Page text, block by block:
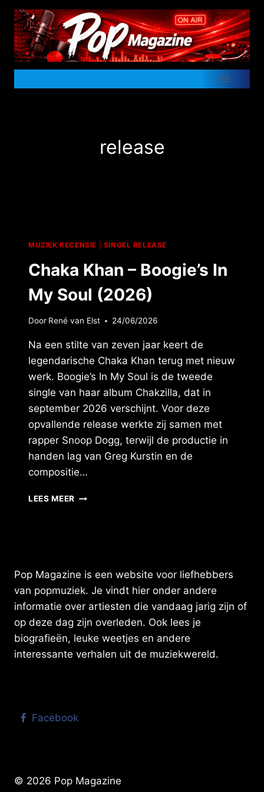
Doorgaan
naar
inhoud
release
MUZIEK RECENSIE SINGEL RELEASE
Chaka Khan – Boogie’s In
My Soul (2026)
Door René van Elst 24/06/2026
Na een stilte van zeven jaar keert de
legendarische Chaka Khan terug met nieuw
werk. Boogie’s In My Soul is de tweede
single van haar album Chakzilla, dat in
september 2026 verschijnt. Voor deze
opvallende release werkte zij samen met
rapper Snoop Dogg, terwijl de productie in
handen lag van Greg Kurstin en de
compositie…
LEES MEER CHAKA
SOUL
Pop Magazine is een website voor liefhebbers
van popmuziek. Je vindt hier onder andere
informatie over artiesten die vandaag jarig zijn of
op deze dag zijn overleden. Ook lees je
biografieën, leuke weetjes en andere
interessante verhalen uit de muziekwereld.
Facebook
© 2026 Pop Magazine